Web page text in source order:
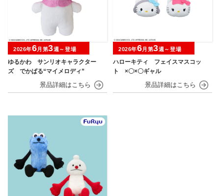
ゆるかわ サンリオキャラクター
ズ でかぱる“マイメロディ”
2026年6月第3週～登場
ハローキティ フェイスマスコッ
ト ×〇×〇ギャル
2026年6月第3週～登場